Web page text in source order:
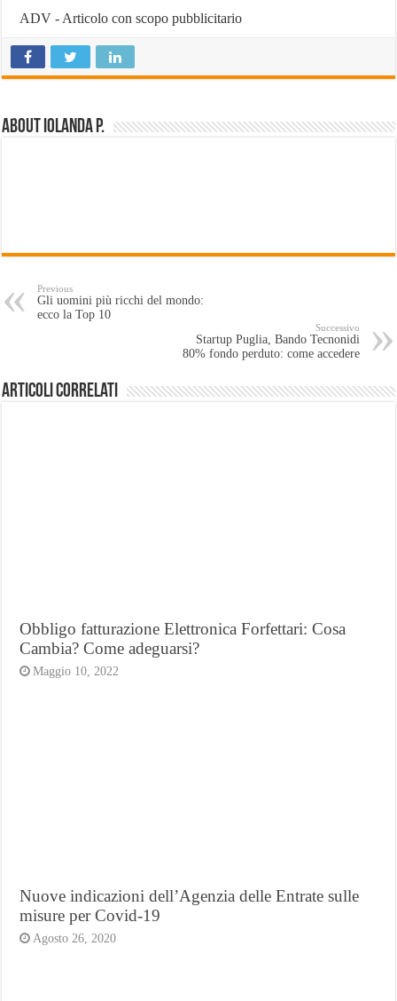
ADV - Articolo con scopo pubblicitario
About Iolanda P.
Previous
Gli uomini più ricchi del mondo:
ecco la Top 10
Successivo
Startup Puglia, Bando Tecnonidi
80% fondo perduto: come accedere
Articoli Correlati
Obbligo fatturazione Elettronica Forfettari: Cosa
Cambia? Come adeguarsi?
Maggio 10, 2022
Nuove indicazioni dell’Agenzia delle Entrate sulle
misure per Covid-19
Agosto 26, 2020